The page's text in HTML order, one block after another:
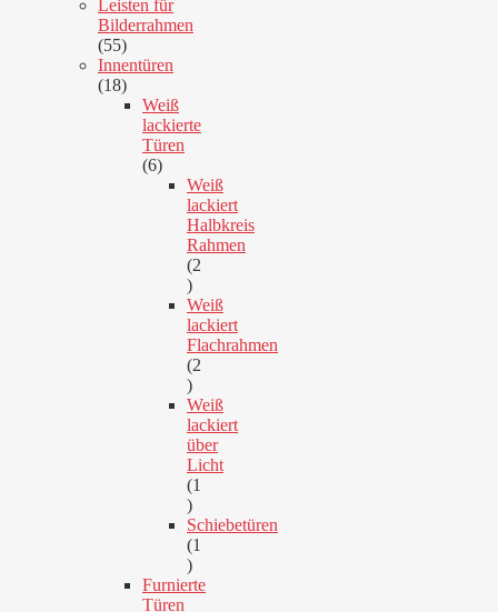
Produkte
Leisten für
Bilderrahmen
5555
Produkte
Innentüren
1818
Produkte
Weiß
lackierte
Türen
66
Produkte
Weiß
lackiert
Halbkreis
Rahmen
2
2
Produkte
Weiß
lackiert
Flachrahmen
2
2
Produkte
Weiß
lackiert
über
Licht
1
1
Produkt
Schiebetüren
1
1
Produkt
Furnierte
Türen